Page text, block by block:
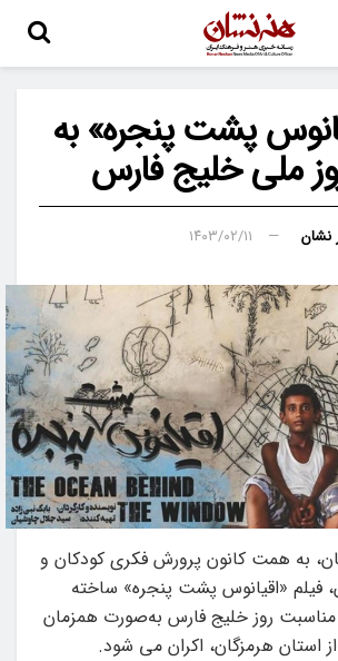
پشت پنجره» به
ملی خلیج فارس
نشان ۱۴۰۳/۰۲/۱۱
به همت کانون پرورش فکری کودکان و
فیلم «اقیانوس پشت پنجره» ساخته
مناسبت روز خلیج فارس به‌صورت همزمان
استان هرمزگان، اکران می شود.